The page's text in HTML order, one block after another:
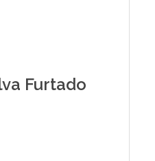
Furtado